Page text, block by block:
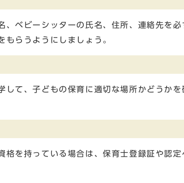
ベビーシッターの氏名、住所、連絡先を必
もらうようにしましょう。
て、子どもの保育に適切な場所かどうかを
を持っている場合は、保育士登録証や認定